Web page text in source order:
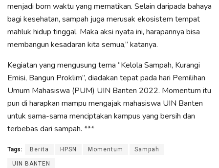
menjadi bom waktu yang mematikan. Selain daripada bahaya
bagi kesehatan, sampah juga merusak ekosistem tempat
mahluk hidup tinggal. Maka aksi nyata ini, harapannya bisa
membangun kesadaran kita semua,” katanya.
Kegiatan yang mengusung tema “Kelola Sampah, Kurangi
Emisi, Bangun Proklim”, diadakan tepat pada hari Pemilihan
Umum Mahasiswa (PUM) UIN Banten 2022. Momentum itu
pun di harapkan mampu mengajak mahasiswa UIN Banten
untuk sama-sama menciptakan kampus yang bersih dan
terbebas dari sampah. ***
Tags: Berita HPSN Momentum Sampah
UIN BANTEN